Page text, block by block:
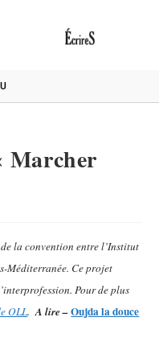
Marcher
la convention entre l’Institut
Méditerranée. Ce projet
Pour de plus
OLL.A lire –Oujda la douce